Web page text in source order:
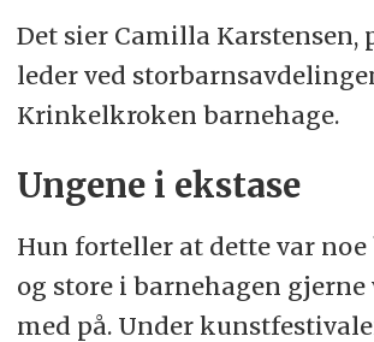
Det sier Camilla Karstensen,
leder ved
Krinkelkroken barnehage.
Ungene i ekstase
Hun forteller at dette var noe
og store i barnehagen
med på. Under